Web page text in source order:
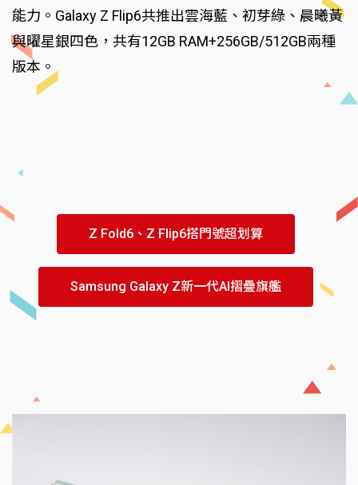
能力。Galaxy Z Flip6共推出雲海藍、初芽綠、晨曦黃
與曜星銀四色，共有12GB RAM+256GB/512GB兩種
版本。
Z Fold6、Z Flip6搭門號超划算
Samsung Galaxy Z新一代AI摺疊旗艦